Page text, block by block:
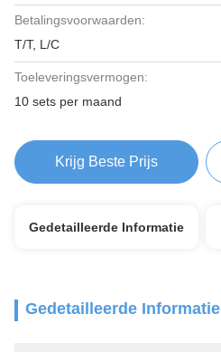
Betalingsvoorwaarden:
T/T, L/C
Toeleveringsvermogen:
10 sets per maand
Krijg Beste Prijs
Gedetailleerde Informatie
Gedetailleerde Informatie